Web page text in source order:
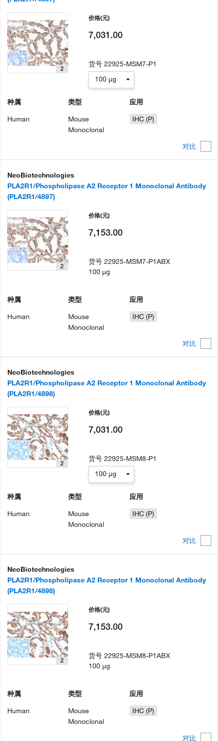
对比
2
种属
Human
类型
Mouse
Monoclonal
应用
IHC (P)
价格(元)
7,031.00
货号22925-MSM7-P1
100 µg
NeoBiotechnologies
PLA2R1/Phospholipase A2 Receptor 1 Monoclonal Antibody
(PLA2R1/4897)
对比
2
种属
Human
类型
Mouse
Monoclonal
应用
IHC (P)
价格(元)
7,153.00
货号22925-MSM7-P1ABX
100 µg
NeoBiotechnologies
PLA2R1/Phospholipase A2 Receptor 1 Monoclonal Antibody
(PLA2R1/4898)
对比
2
种属
Human
类型
Mouse
Monoclonal
应用
IHC (P)
价格(元)
7,031.00
货号22925-MSM8-P1
100 µg
NeoBiotechnologies
PLA2R1/Phospholipase A2 Receptor 1 Monoclonal Antibody
(PLA2R1/4898)
对比
2
种属
Human
类型
Mouse
Monoclonal
应用
IHC (P)
价格(元)
7,153.00
货号22925-MSM8-P1ABX
100 µg